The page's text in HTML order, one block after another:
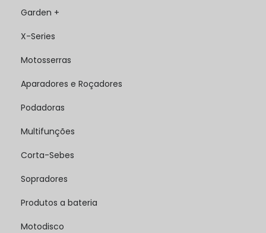
Garden +
X-Series
Motosserras
Aparadores e Roçadores
Podadoras
Multifunções
Corta-Sebes
Sopradores
Produtos a bateria
Motodisco